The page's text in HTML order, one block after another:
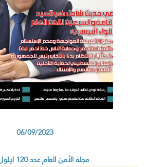
06/09/2023
مجلة الأمن العام عدد 120 ايلول 2023